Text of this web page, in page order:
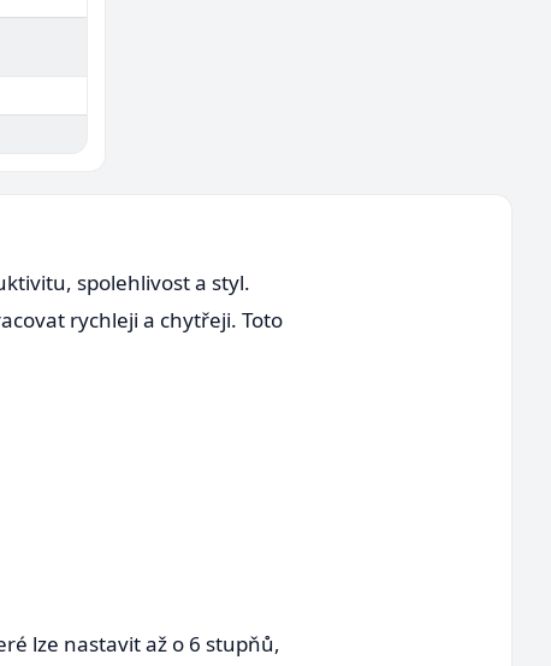
spolehlivost a styl.
rychleji a chytřeji. Toto
lze nastavit až o 6 stupňů,